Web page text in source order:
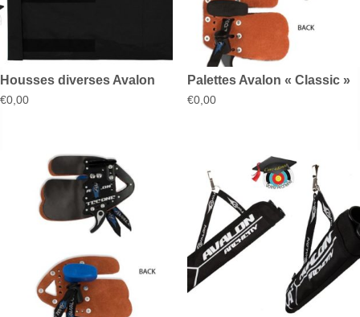
Housses diverses Avalon
€0,00
Palettes Avalon « Classic »
€0,00